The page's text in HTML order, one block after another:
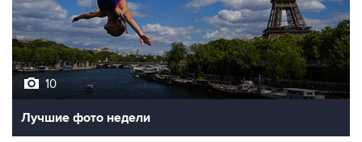
10
Лучшие фото недели